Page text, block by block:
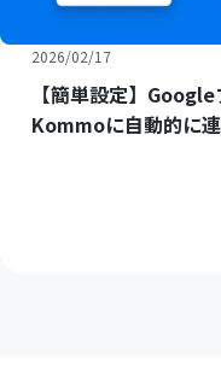
2026/02/17
【簡単設定】
Kommoに自動的に